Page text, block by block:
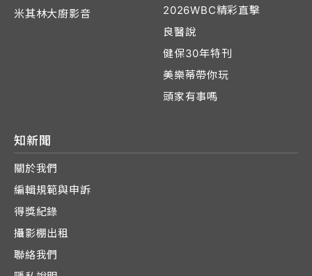
米其林大廚影音
2026WBC精彩直擊
良醫說
健保30年特刊
美樂蒂帶你玩
頭家有事嗎
知新聞
關於我們
編輯規範與申訴
得獎紀錄
攝影棚出租
聯絡我們